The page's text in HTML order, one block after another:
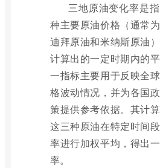
三地原油变化率是
种主要原油价格（通常为
迪拜原油和米纳斯原油
计算出的一定时期内的
一指标主要用于反映全
格波动情况，并为各国
策提供参考依据。其计
这三种原油在特定时间
率进行加权平均，得出
率。